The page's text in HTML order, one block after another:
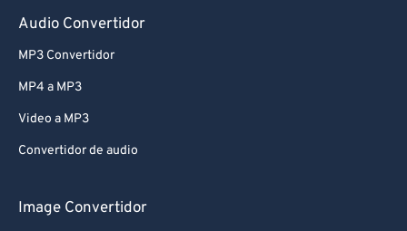
Audio Convertidor
MP3 Convertidor
MP4 a MP3
Video a MP3
Convertidor de audio
Image Convertidor